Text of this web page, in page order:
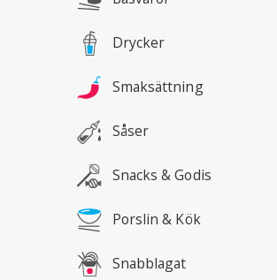
Drycker
Smaksättning
Såser
Snacks & Godis
Porslin & Kök
Snabblagat